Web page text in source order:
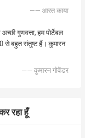
—— आरत काया
गुणवत्ता, हम पोर्टेबल
से बहुत संतुष्ट हैं। कुमारन
—— कुमारन गोवेंडर
रहा हूँ